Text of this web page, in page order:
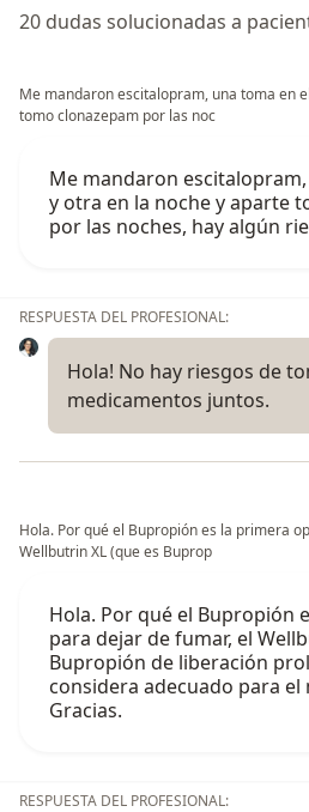
20 dudas solucionadas a
Me mandaron escitalopram, una toma en
tomo clonazepam por las noc
Me mandaron
y otra en la noche y aparte
por las noches, hay algún
RESPUESTA DEL PROFESIONAL:
Hola! No hay riesgos de
medicamentos juntos.
Hola. Por qué el Bupropión es la primera
Wellbutrin XL (que es Buprop
Hola. Por qué el Bupropión
para dejar de fumar, el
Bupropión de liberación
considera adecuado para el
Gracias.
RESPUESTA DEL PROFESIONAL: